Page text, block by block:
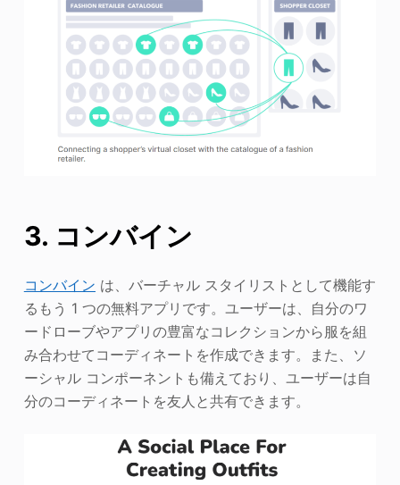
3. コンバイン
コンバイン は、バーチャル スタイリストとして機能す
るもう 1 つの無料アプリです。ユーザーは、自分のワ
ードローブやアプリの豊富なコレクションから服を組
み合わせてコーディネートを作成できます。また、ソ
ーシャル コンポーネントも備えており、ユーザーは自
分のコーディネートを友人と共有できます。